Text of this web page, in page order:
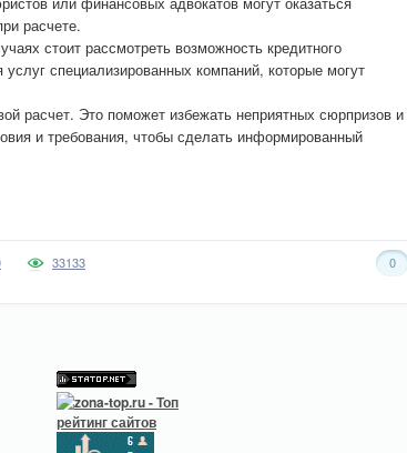
расчете.
стоит рассмотреть возможность кредитного
специализированных компаний, которые могут
расчет. Это поможет избежать неприятных сюрпризов и
и требования, чтобы сделать информированный
0
33133